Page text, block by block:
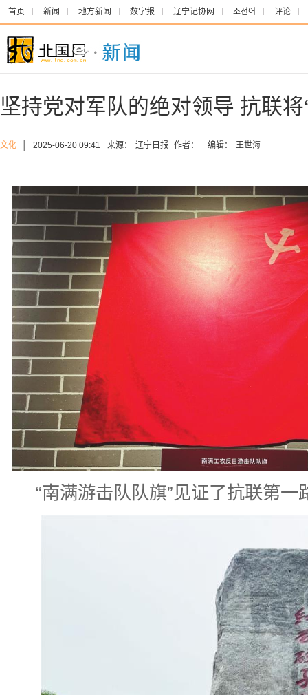
首页 新闻 地方新闻 数字报 辽宁记协网 조선어 评论
坚持党对军队的绝对领导 抗联
文化 2025-06-20 09:41 来源： 辽宁日报 作者： 编辑： 王世海
“南满游击队队旗”见证了抗联第一